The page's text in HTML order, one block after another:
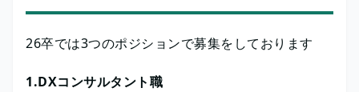
26卒では3つのポジションで募集をしております
1.DXコンサルタント職